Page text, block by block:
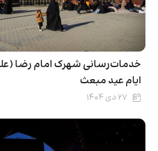
خدمات‌رسانی شهرک امام رضا
ایام عید مبعث
۲۷ دی ۱۴۰۴